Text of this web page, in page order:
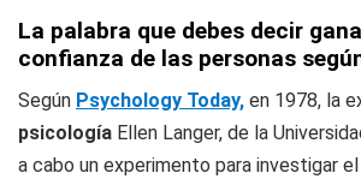
La palabra que debes decir
confianza de las personas
Según Psychology Today, en 1978, la
psicología Ellen Langer, de la
a cabo un experimento para investigar